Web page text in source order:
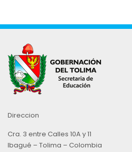
Direccion
Cra. 3 entre Calles 10A y 11
Ibagué – Tolima – Colombia